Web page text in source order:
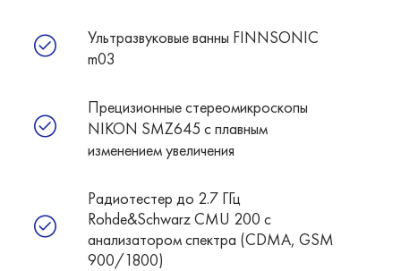
Ультразвуковые ванны FINNSONIC
m03
Прецизионные стереомикроскопы
NIKON SMZ645 c плавным
изменением увеличения
Радиотестер до 2.7 ГГц
Rohde&Schwarz CMU 200 с
анализатором спектра (CDMA, GSM
900/1800)